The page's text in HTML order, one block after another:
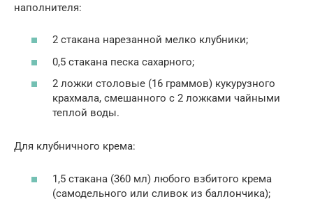
наполнителя:
2 стакана нарезанной мелко клубники;
0,5 стакана песка сахарного;
2 ложки столовые (16 граммов) кукурузного
крахмала, смешанного с 2 ложками чайными
теплой воды.
Для клубничного крема:
1,5 стакана (360 мл) любого взбитого крема
(самодельного или сливок из баллончика);